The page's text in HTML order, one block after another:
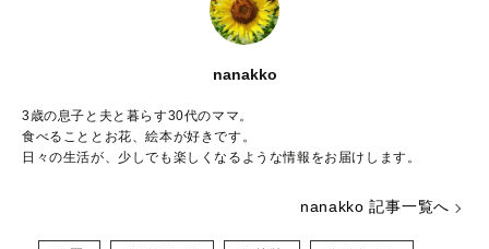
nanakko
3歳の息子と夫と暮らす30代のママ。
食べることとお花、絵本が好きです。
日々の生活が、少しでも楽しくなるような情報をお届けします。
nanakko 記事一覧へ